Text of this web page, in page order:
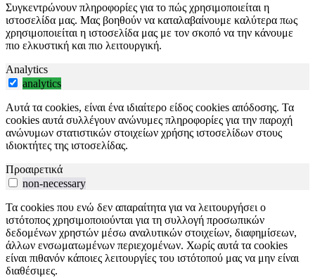
Συγκεντρώνουν πληροφορίες για το πώς χρησιμοποιείται η
ιστοσελίδα μας. Μας βοηθούν να καταλαβαίνουμε καλύτερα πως
χρησιμοποιείται η ιστοσελίδα μας με τον σκοπό να την κάνουμε
πιο ελκυστική και πιο λειτουργική.
Analytics
analytics
Αυτά τα cookies, είναι ένα ιδιαίτερο είδος cookies απόδοσης. Τα
cookies αυτά συλλέγουν ανώνυμες πληροφορίες για την παροχή
ανώνυμων στατιστικών στοιχείων χρήσης ιστοσελίδων στους
ιδιοκτήτες της ιστοσελίδας.
Προαιρετικά
non-necessary
Τα cookies που ενώ δεν απαραίτητα για να λειτουργήσει ο
ιστότοπος χρησιμοποιούνται για τη συλλογή προσωπικών
δεδομένων χρηστών μέσω αναλυτικών στοιχείων, διαφημίσεων,
άλλων ενσωματωμένων περιεχομένων. Χωρίς αυτά τα cookies
είναι πιθανόν κάποιες λειτουργίες του ιστότοπού μας να μην είναι
διαθέσιμες.